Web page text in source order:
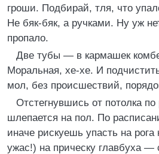
гроши. Подбирай, тля, что
Не бяк-бяк, а ручками. Ну уж
пропало.
Две тубы — в кармашек
Моральная, хе-хе. И
мол, без происшествий,
Отстегнувшись от потолка
шлепается на пол. По
иначе рискуешь упасть на
ужас!) на прическу главбуха —